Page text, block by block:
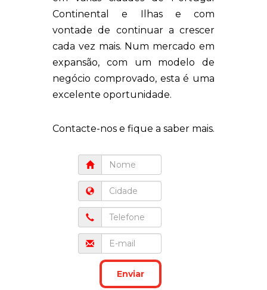
Continental e Ilhas e com
vontade de continuar a crescer
cada vez mais. Num mercado em
expansão, com um modelo de
negócio comprovado, esta é uma
excelente oportunidade.
Contacte-nos e fique a saber mais.